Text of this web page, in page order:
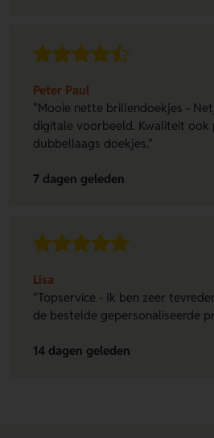
Peter Paul
"Mooie nette brillendoekjes -
digitale voorbeeld. Kwaliteit ook
dubbellaags doekjes."
7 dagen geleden
Lisa
"Topservice - Ik ben zeer
de bestelde gepersonaliseerde
14 dagen geleden